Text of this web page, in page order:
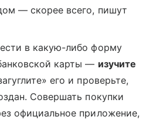
— скорее всего, пишут
в какую-либо форму
карты — изучите
его и проверьте,
Совершать покупки
официальное приложение,